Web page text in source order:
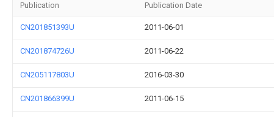
Publication Publication Date
CN201851393U 2011-06-01
CN201874726U 2011-06-22
CN205117803U 2016-03-30
CN201866399U 2011-06-15